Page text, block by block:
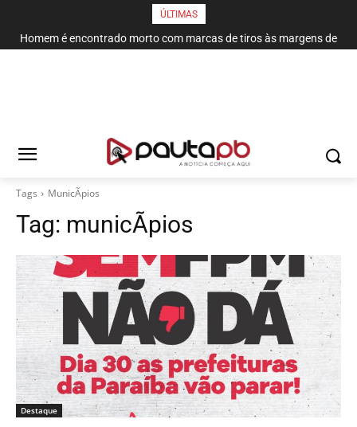
ÚLTIMAS
Homem é encontrado morto com marcas de tiros às margens de
rodovia em Campina Grande
Tags MunicÃ­pios
Tag: municÃ­pios
Destaque